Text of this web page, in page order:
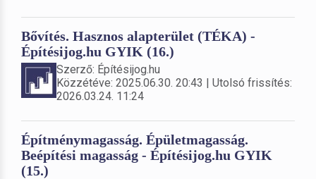
Bővítés. Hasznos alapterület (TÉKA) -
Építésijog.hu GYIK (16.)
Szerző: Építésijog.hu
Közzétéve: 2025.06.30. 20:43 | Utolsó frissítés:
2026.03.24. 11:24
Építménymagasság. Épületmagasság.
Beépítési magasság - Építésijog.hu GYIK
(15.)